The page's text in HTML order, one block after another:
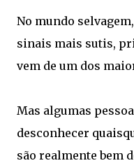
No mundo
sinais mais sutis,
vem de um dos
Mas algumas
desconhecer
são realmente bem